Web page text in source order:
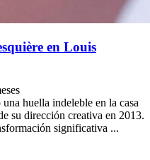
en Louis
huella indeleble en la casa
su dirección creativa en 2013.
significativa ...